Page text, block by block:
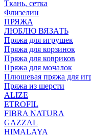
Ткань, сетка
Флизелин
ПРЯЖА
ЛЮБЛЮ ВЯЗАТЬ
Пряжа для игрушек
Пряжа для корзинок
Пряжа для ковриков
Пряжа для мочалок
Плюшевая пряжа для
Пряжа из шерсти
ALIZE
ETROFIL
FIBRA NATURA
GAZZAL
HIMALAYA